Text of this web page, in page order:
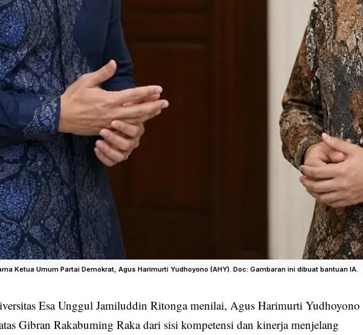
Ketua Umum Partai Demokrat, Agus Harimurti Yudhoyono (AHY). Doc: Gambaran ini dibuat bantuan IA.
Esa Unggul Jamiluddin Ritonga menilai, Agus Harimurti Yudhoyono
Gibran Rakabuming Raka dari sisi kompetensi dan kinerja menjelang